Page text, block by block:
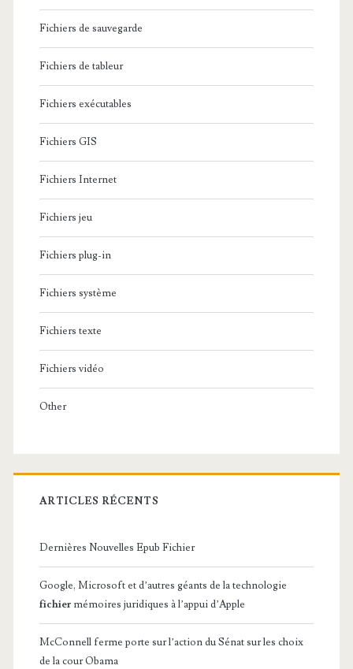
Fichiers de sauvegarde
Fichiers de tableur
Fichiers exécutables
Fichiers GIS
Fichiers Internet
Fichiers jeu
Fichiers plug-in
Fichiers système
Fichiers texte
Fichiers vidéo
Other
ARTICLES RÉCENTS
Dernières Nouvelles Epub Fichier
Google, Microsoft et d’autres géants de la technologie
fichier mémoires juridiques à l’appui d’Apple
McConnell ferme porte sur l’action du Sénat sur les choix
de la cour Obama